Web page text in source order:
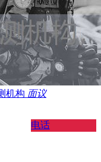
机构 面议
电话